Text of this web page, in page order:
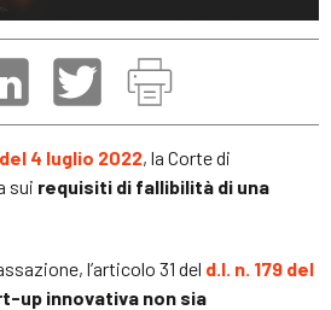
4 luglio 2022, la Corte di
sui requisiti di fallibilità di una
l’articolo 31 del d.l. n. 179 del
up innovativa non sia